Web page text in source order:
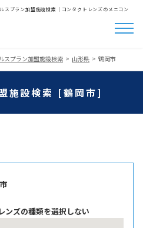
スプラン加盟施設検索│コンタクトレンズのメニコン
スプラン加盟施設検索 山形県 鶴岡市
施設検索 [鶴岡市]
ンズの種類を選択しない